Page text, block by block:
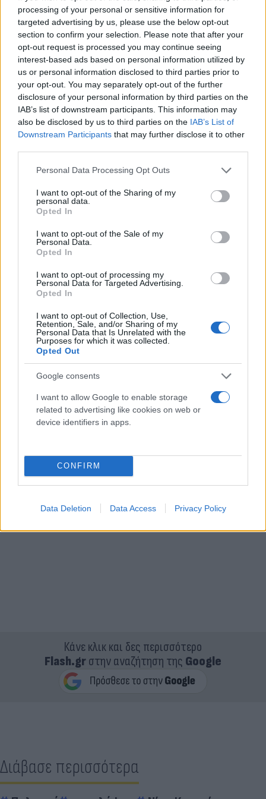
processing of your personal or sensitive information for
targeted advertising by us, please use the below opt-out
section to confirm your selection. Please note that after your
opt-out request is processed you may continue seeing
interest-based ads based on personal information utilized by
us or personal information disclosed to third parties prior to
your opt-out. You may separately opt-out of the further
disclosure of your personal information by third parties on the
IAB’s list of downstream participants. This information may
also be disclosed by us to third parties on the IAB’s List of
Downstream Participants that may further disclose it to other
Please note that this website/app uses one or more Google
not limited to your visit or usage behaviour. You may click to
grant or deny consent to Google and its third-party tags to
use your data for below specified purposes in below Google
consent section.
Personal Data Processing Opt Outs
I want to opt-out of the Sharing of my
personal data.
Opted In
I want to opt-out of the Sale of my
Personal Data.
Opted In
I want to opt-out of processing my
Personal Data for Targeted Advertising.
Opted In
I want to opt-out of Collection, Use,
Retention, Sale, and/or Sharing of my
Personal Data that Is Unrelated with the
Purposes for which it was collected.
Opted Out
Google consents
I want to allow Google to enable storage
related to advertising like cookies on web or
device identifiers in apps.
CONFIRM
Data Deletion Data Access Privacy Policy
Για τιςπροσλήψειςστο δημόσιο, η κα Κεραμέως
σημείωσε ότι γίνονται διαρκώς, στον κανόνα 1: 1.
Πέρυσι είχαμε περίπου 16 χιλιάδες αποχωρήσεις
και αυτό σημαίνει ότι μπορούμε να κάνουμε 16
χιλιάδες προσλήψεις. Το πως θα κάνουμε αυτές τις
προσλήψεις, που θα δώσουμε βάρος, επαφίεται
στην κυβέρνηση. Έχει δοθεί πολύ μεγάλο βάρος
στον κλάδο της υγείας. Έχει αποφασιστεί από την
κυβέρνηση και από τον ίδιο τον Πρωθυπουργό να
χιλιάδες προσλήψεις, η μερίδα του λέοντος θα
δοθεί στην υγεία. Άρα, ιδιαίτερη έμφαση στην υγεία
στην οποία έχουμε διαπιστωμένες ανάγκες.
Κάνε κλικ και δες περισσότερο
Flash.grστην αναζήτηση της Google
Διάβασε περισσότερα